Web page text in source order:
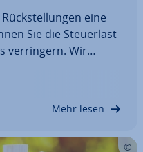
eine
Sie die Steu­er­last
ver­rin­gern. Wir
Mehr lesen